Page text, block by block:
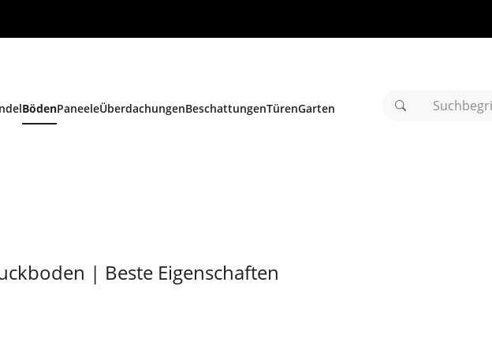
Böden
. Paneele
. Überdachungen
. Beschattungen
. TürenGarten
.
| Beste Eigenschaften